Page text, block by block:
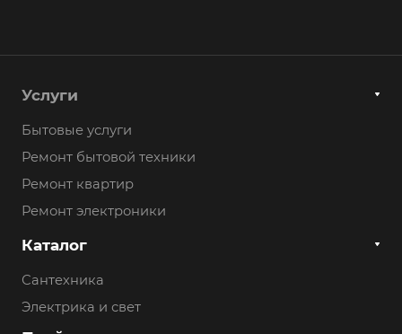
Услуги
Бытовые услуги
Ремонт бытовой техники
Ремонт квартир
Ремонт электроники
Каталог
Сантехника
Электрика и свет